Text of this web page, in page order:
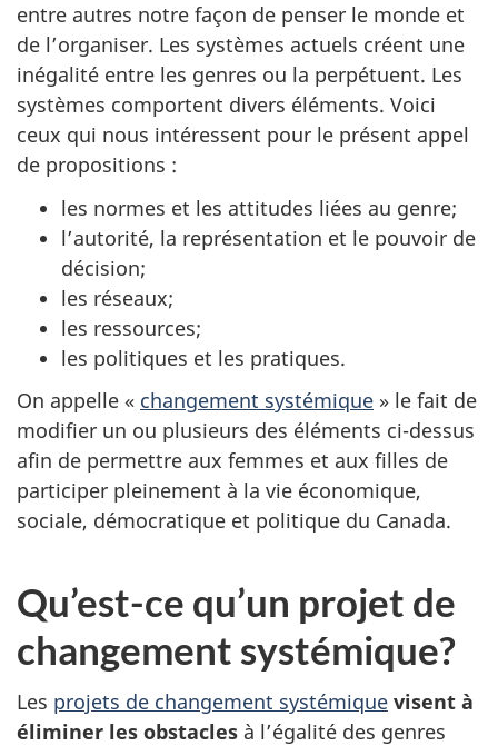
entre autres notre façon de penser le monde et
de l’organiser. Les systèmes actuels créent une
inégalité entre les genres ou la perpétuent. Les
systèmes comportent divers éléments. Voici
ceux qui nous intéressent pour le présent appel
de propositions :
les normes et les attitudes liées au genre;
l’autorité, la représentation et le pouvoir de
décision;
les réseaux;
les ressources;
les politiques et les pratiques.
On appelle « changement systémique » le fait de
modifier un ou plusieurs des éléments ci-dessus
afin de permettre aux femmes et aux filles de
participer pleinement à la vie économique,
sociale, démocratique et politique du Canada.
Qu’est-ce qu’un projet de
changement systémique?
Les projets de changement systémique visent à
éliminer les obstacles à l’égalité des genres